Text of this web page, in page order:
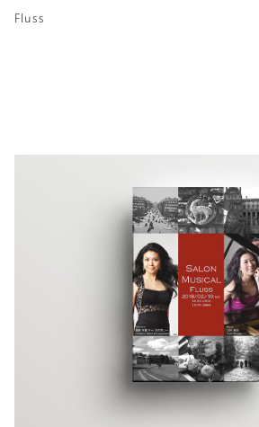
Fluss